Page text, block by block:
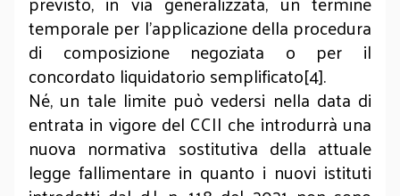
temporale per l’applicazione della procedura
di composizione negoziata o per il
concordato liquidatorio semplificato[4].
Né, un tale limite può vedersi nella data di
entrata in vigore del CCII che introdurrà una
nuova normativa sostitutiva della attuale
legge fallimentare in quanto i nuovi istituti